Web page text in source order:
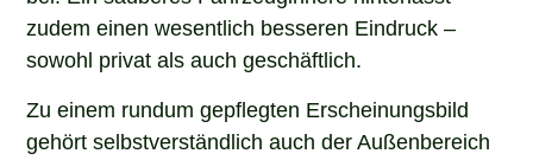
zudem einen wesentlich besseren Eindruck –
sowohl privat als auch geschäftlich.
Zu einem rundum gepflegten Erscheinungsbild
gehört selbstverständlich auch der Außenbereich